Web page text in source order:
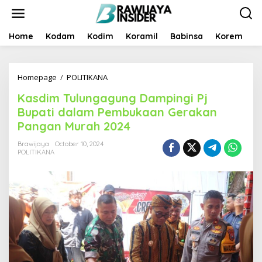
t
Home Kodam Kodim Koramil Babinsa Korem
Homepage / POLITIKANA
s
d
i
m
n
g
a
g
u
n
g
D
Kasdim Tulungagung Dampingi Pj
Bupati dalam Pembukaan Gerakan
Pangan Murah 2024
Brawijaya
October 10, 2024
POLITIKANA